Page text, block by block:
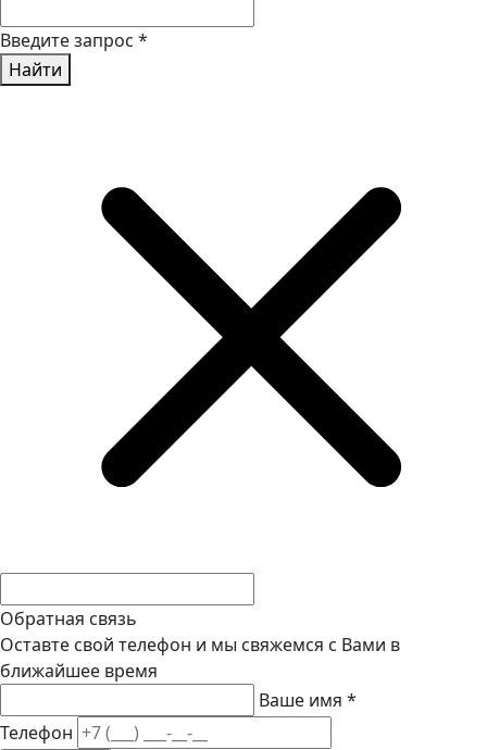
Введите запрос *
Найти
Обратная связь
Оставте свой телефон и мы свяжемся с Вами в
ближайшее время
Ваше имя *
Телефон